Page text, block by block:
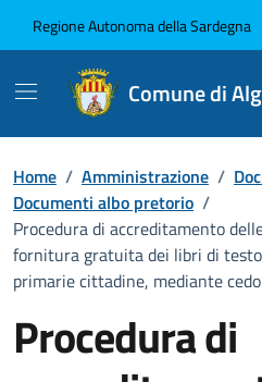
Regione Autonoma della Sardegna
Comune di
Home / Amministrazione /
Documenti albo pretorio /
Procedura di accreditamento
fornitura gratuita dei libri di
primarie cittadine, mediante
Procedura di